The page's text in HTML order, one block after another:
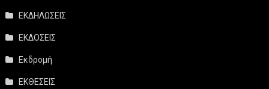
ΕΚΔΗΛΩΣΕΙΣ
ΕΚΔΟΣΕΙΣ
Εκδρομή
ΕΚΘΕΣΕΙΣ